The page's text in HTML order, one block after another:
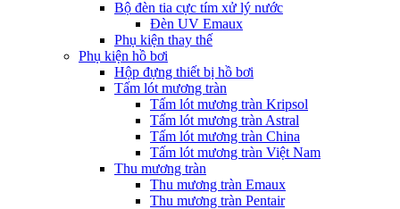
Bộ đèn tia cực tím xử lý nước
Đèn UV Emaux
Phụ kiện thay thế
Phụ kiện hồ bơi
Hộp đựng thiết bị hồ bơi
Tấm lót mương tràn
Tấm lót mương tràn Kripsol
Tấm lót mương tràn Astral
Tấm lót mương tràn China
Tấm lót mương tràn Việt Nam
Thu mương tràn
Thu mương tràn Emaux
Thu mương tràn Pentair